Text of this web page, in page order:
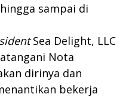
sampai di
Sea Delight, LLC
Nota
dirinya dan
bekerja